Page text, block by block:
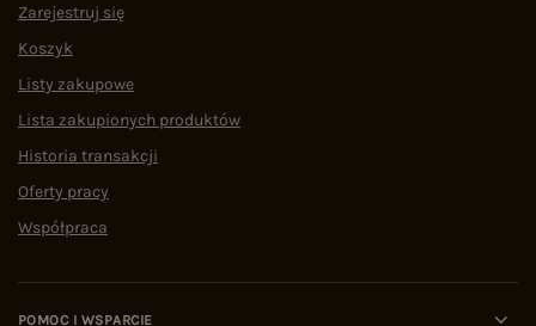
Zarejestruj się
Koszyk
Listy zakupowe
Lista zakupionych produktów
Historia transakcji
Oferty pracy
Współpraca
POMOC I WSPARCIE